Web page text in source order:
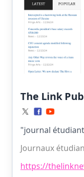
The Link
"journal
Journaux
https://